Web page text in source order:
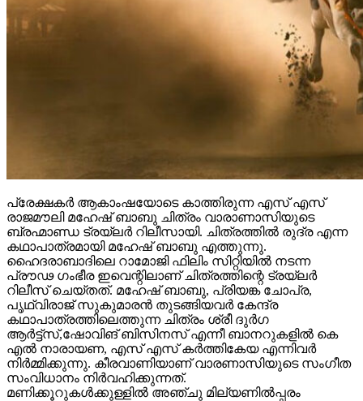
പ്രേക്ഷകർ ആകാംഷയോടെ കാത്തിരുന്ന എസ് എസ്
രാജമൗലി മഹേഷ് ബാബു ചിത്രം വാരാണാസിയുടെ
ബ്രഹ്മാണ്ഡ ട്രയ്ലർ റിലീസായി. ചിത്രത്തിൽ രുദ്ര എന്ന
കഥാപാത്രമായി മഹേഷ് ബാബു എത്തുന്നു.
ഹൈദരാബാദിലെ റാമോജി ഫിലിം സിറ്റിയിൽ നടന്ന
പ്രൗഢ ഗംഭീര ഇവെന്റിലാണ് ചിത്രത്തിന്റെ ട്രയ്ലർ
റിലീസ് ചെയ്തത്. മഹേഷ് ബാബു, പ്രിയങ്ക ചോപ്ര,
പൃഥ്വിരാജ് സുകുമാരൻ തുടങ്ങിയവർ കേന്ദ്ര
കഥാപാത്രത്തിലെത്തുന്ന ചിത്രം ശ്രീ ദുർഗ
ആർട്ട്സ്,ഷോവിങ് ബിസിനസ് എന്നീ ബാനറുകളിൽ കെ
എൽ നാരായണ, എസ് എസ് കർത്തികേയ എന്നിവർ
നിർമ്മിക്കുന്നു. കീരവാണിയാണ് വാരണാസിയുടെ സംഗീത
സംവിധാനം നിർവഹിക്കുന്നത്.
മണിക്കൂറുകൾക്കുള്ളിൽ അഞ്ചു മില്യണിൽപ്പരം